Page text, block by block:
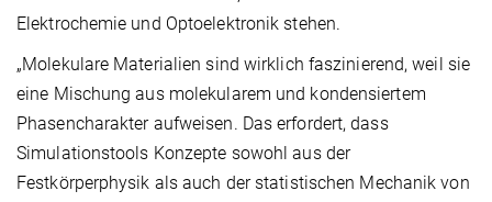
Elektrochemie und Optoelektronik stehen.
„Molekulare Materialien sind wirklich faszinierend, weil sie
eine Mischung aus molekularem und kondensiertem
Phasencharakter aufweisen. Das erfordert, dass
Simulationstools Konzepte sowohl aus der
Festkörperphysik als auch der statistischen Mechanik von